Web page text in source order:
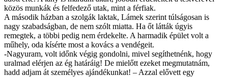
közös munkák és felfedező utak, mint a férfiak.
A második házban a szolgák laktak, Lámek szerint túlságosan is
nagy szabadságban, de nem szólt miatta. Ha őt látták úgyis
remegtek, a többi pedig nem érdekelte. A harmadik épület volt a
műhely, oda kísérte most a kovács a vendégeit.
-Nagyuram, volt időnk végig gondolni, mivel segíthetnénk, hogy
uralmad elérjen az ég határáig! De mielőtt ezeket megmutatnám,
hadd adjam át személyes ajándékunkat! – Azzal elővett egy